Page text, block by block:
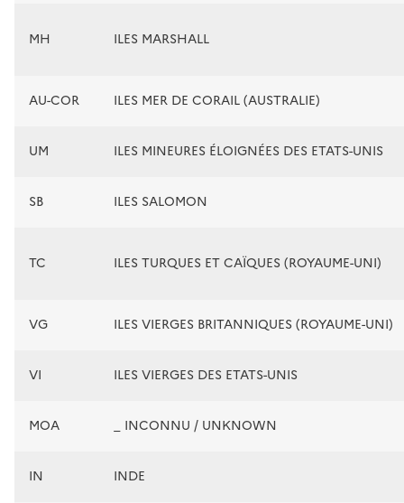
MH ILES MARSHALL
AU-COR ILES MER DE CORAIL (AUSTRALIE)
UM ILES MINEURES ÉLOIGNÉES DES ETATS-UNIS
SB ILES SALOMON
TC ILES TURQUES ET CAÏQUES (ROYAUME-UNI)
VG ILES VIERGES BRITANNIQUES (ROYAUME-UNI)
VI ILES VIERGES DES ETATS-UNIS
MOA _ INCONNU / UNKNOWN
IN INDE